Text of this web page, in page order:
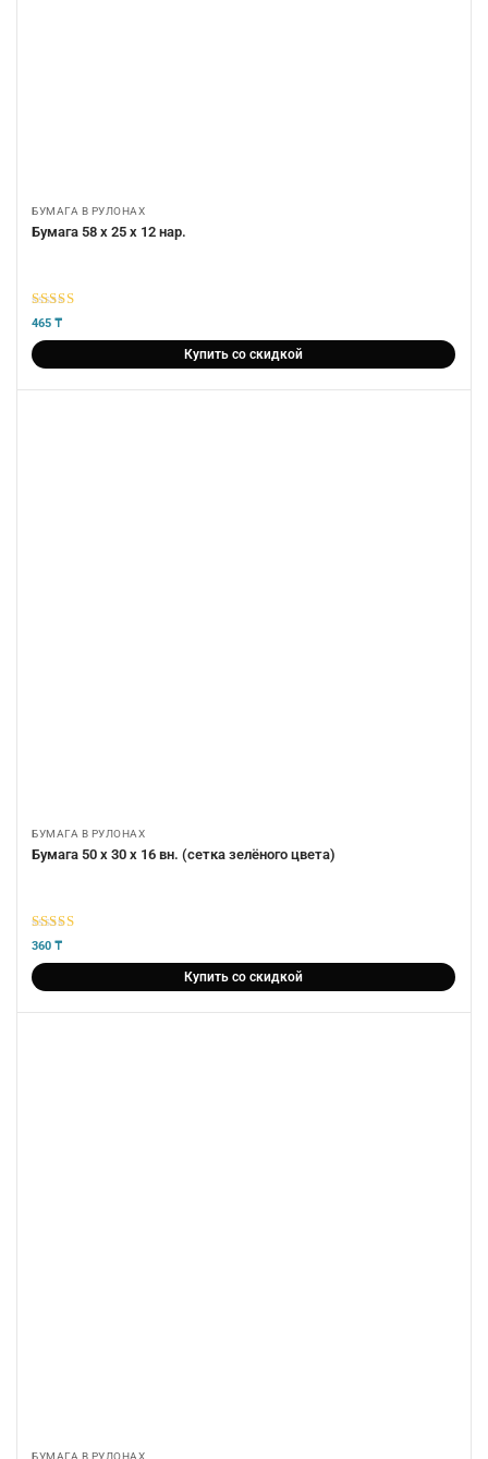
БУМАГА В РУЛОНАХ
Бумага 58 х 25 х 12 нар.
5из 5
465 ₸
Купить со скидкой
БУМАГА В РУЛОНАХ
Бумага 50 х 30 х 16 вн. (сетка зелёного цвета)
5из 5
360 ₸
Купить со скидкой
БУМАГА В РУЛОНАХ